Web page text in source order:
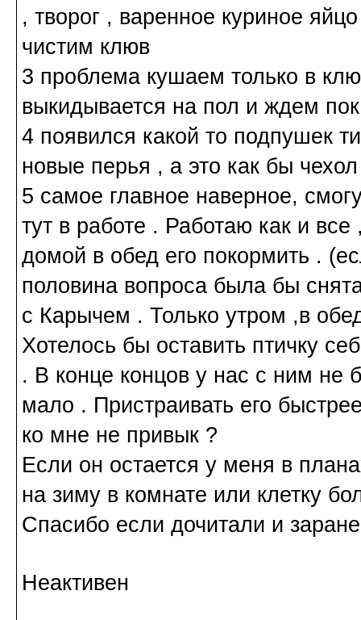
, творог , варенное куриное
чистим клюв
3 проблема кушаем только в
выкидывается на пол и ждем
4 появился какой то подпушек
новые перья , а это как бы
5 самое главное наверное,
тут в работе . Работаю как и
домой в обед его покормить .
половина вопроса была бы
с Карычем . Только утром ,в
Хотелось бы оставить птичку
. В конце концов у нас с ним не
мало . Пристраивать его
ко мне не привык ?
Если он остается у меня в
на зиму в комнате или клетку
Спасибо если дочитали и
Неактивен